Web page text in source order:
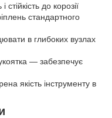
до корозії
стандартного
в глибоких вузлах
— забезпечує
якість інструменту в